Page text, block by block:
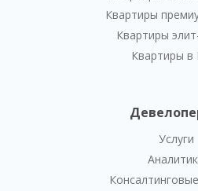
Квартиры
Квартиры
Квартиры
Услуги